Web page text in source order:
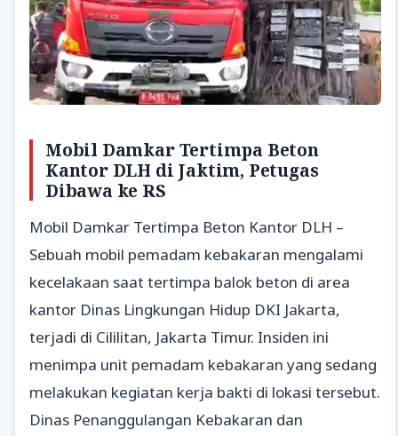
Mobil Damkar Tertimpa Beton
Kantor DLH di Jaktim, Petugas
Dibawa ke RS
Mobil Damkar Tertimpa Beton Kantor DLH –
Sebuah mobil pemadam kebakaran mengalami
kecelakaan saat tertimpa balok beton di area
kantor Dinas Lingkungan Hidup DKI Jakarta,
terjadi di Cililitan, Jakarta Timur. Insiden ini
menimpa unit pemadam kebakaran yang sedang
melakukan kegiatan kerja bakti di lokasi tersebut.
Dinas Penanggulangan Kebakaran dan